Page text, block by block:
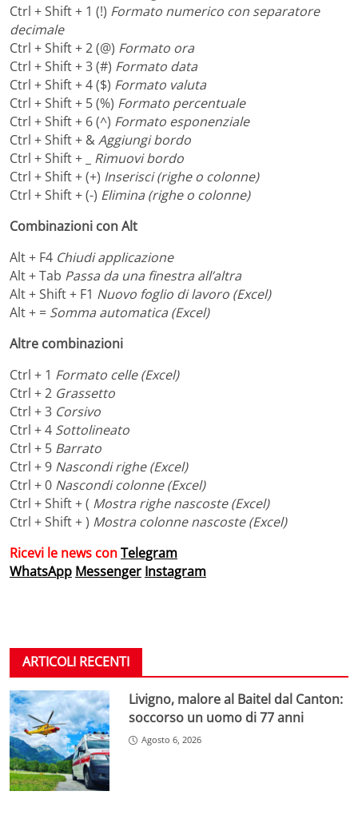
Ctrl + Shift + 1 (!) Formato numerico con separatore
decimale
Ctrl + Shift + 2 (@) Formato ora
Ctrl + Shift + 3 (#) Formato data
Ctrl + Shift + 4 ($) Formato valuta
Ctrl + Shift + 5 (%) Formato percentuale
Ctrl + Shift + 6 (^) Formato esponenziale
Ctrl + Shift + &Aggiungi bordo
Ctrl + Shift + _ Rimuovi bordo
Ctrl + Shift + (+) Inserisci (righe o colonne)
Ctrl + Shift + (-) Elimina (righe o colonne)
Combinazioni con Alt
Alt + F4 Chiudi applicazione
Alt + Tab Passa da una finestra all’altra
Alt + Shift + F1 Nuovo foglio di lavoro (Excel)
Alt + = Somma automatica (Excel)
Altre combinazioni
Ctrl + 1 Formato celle (Excel)
Ctrl + 2 Grassetto
Ctrl + 3 Corsivo
Ctrl + 4 Sottolineato
Ctrl + 5 Barrato
Ctrl + 9 Nascondi righe (Excel)
Ctrl + 0 Nascondi colonne (Excel)
Ctrl + Shift + ( Mostra righe nascoste (Excel)
Ctrl + Shift + ) Mostra colonne nascoste (Excel)
Ricevi le news conTelegram
WhatsApp Messenger Instagram
ARTICOLI RECENTI
Livigno, malore al Baitel dal Canton:
soccorso un uomo di 77 anni
Agosto 6, 2026